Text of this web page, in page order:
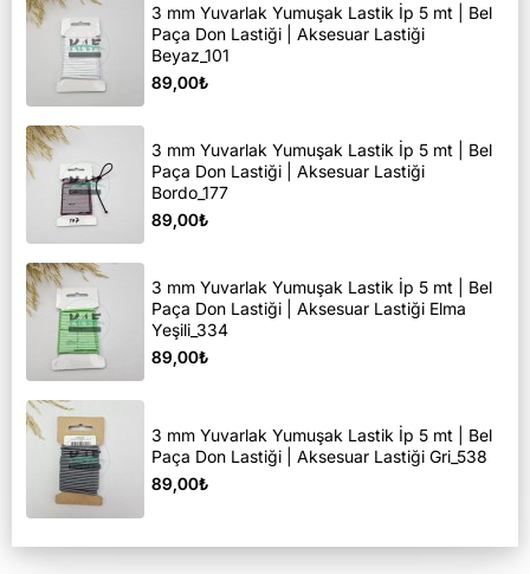
3 mm Yuvarlak Yumuşak Lastik İp 5 mt | Bel
Paça Don Lastiği | Aksesuar Lastiği
Beyaz_101
89,00₺
3 mm Yuvarlak Yumuşak Lastik İp 5 mt | Bel
Paça Don Lastiği | Aksesuar Lastiği
Bordo_177
89,00₺
3 mm Yuvarlak Yumuşak Lastik İp 5 mt | Bel
Paça Don Lastiği | Aksesuar Lastiği Elma
Yeşili_334
89,00₺
3 mm Yuvarlak Yumuşak Lastik İp 5 mt | Bel
Paça Don Lastiği | Aksesuar Lastiği Gri_538
89,00₺